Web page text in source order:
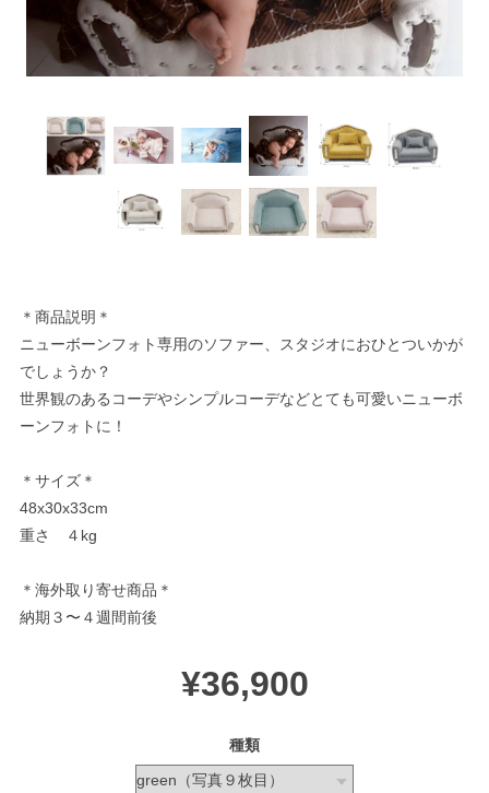
＊商品説明＊
ニューボーンフォト専用のソファー、スタジオにおひとついかが
でしょうか？
世界観のあるコーデやシンプルコーデなどとても可愛いニューボ
ーンフォトに！
＊サイズ＊
48x30x33cm
重さ ４kg
＊海外取り寄せ商品＊
納期３〜４週間前後
¥36,900
種類